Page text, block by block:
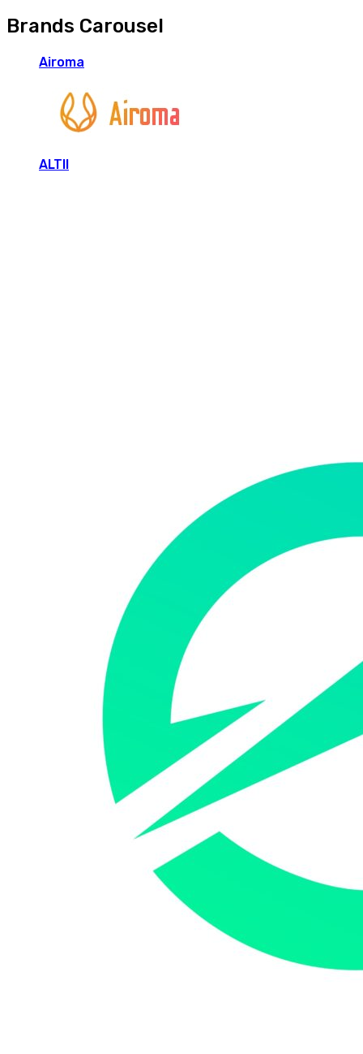
Brands Carousel
Airoma
ALTII